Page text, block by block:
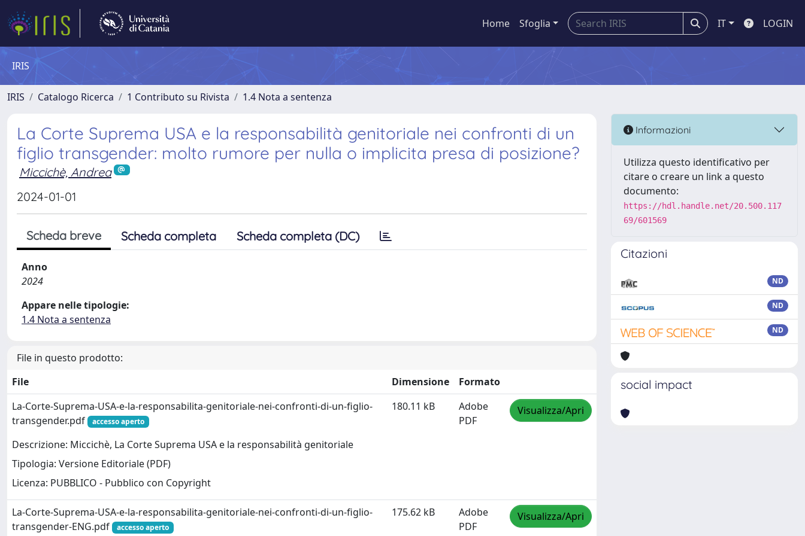
Home Sfoglia IT LOGIN
IRIS
IRIS Catalogo Ricerca 1 Contributo su Rivista 1.4 Nota a sentenza
La Corte Suprema USA e la responsabilità genitoriale nei confronti di un
figlio transgender: molto rumore per nulla o implicita presa di posizione?
Miccichè, Andrea
2024-01-01
Scheda breve Scheda completa Scheda completa (DC)
Anno
2024
Appare nelle tipologie:
1.4 Nota a sentenza
File in questo prodotto:
File
Dimensione
Formato
La-Corte-Suprema-USA-e-la-responsabilita-genitoriale-nei-confronti-di-un-figlio-
transgender.pdf
accesso aperto
Descrizione: Miccichè, La Corte Suprema USA e la responsabilità genitoriale
Tipologia: Versione Editoriale (PDF)
Licenza: PUBBLICO - Pubblico con Copyright
180.11 kB
Adobe
PDF
Visualizza/Apri
La-Corte-Suprema-USA-e-la-responsabilita-genitoriale-nei-confronti-di-un-figlio-
transgender-ENG.pdf
accesso aperto
175.62 kB
Adobe
PDF
Visualizza/Apri
Informazioni
Utilizza questo identificativo per
citare o creare un link a questo
documento:
https://hdl.handle.net/20.500.117
69/601569
Citazioni
ND
ND
ND
social impact